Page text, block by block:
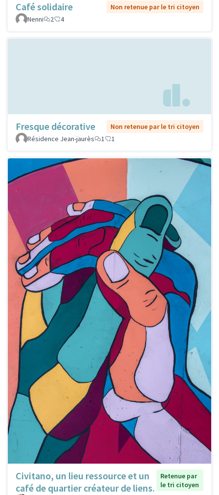
Café solidaire
Non retenue par le tri citoyen
Nenni
2 4
Fresque décorative
Non retenue par le tri citoyen
Résidence Jean-jaurès
1 1
Civitano, un lieu ressource et un
café de quartier créateur de liens.
Retenue par
le tri citoyen